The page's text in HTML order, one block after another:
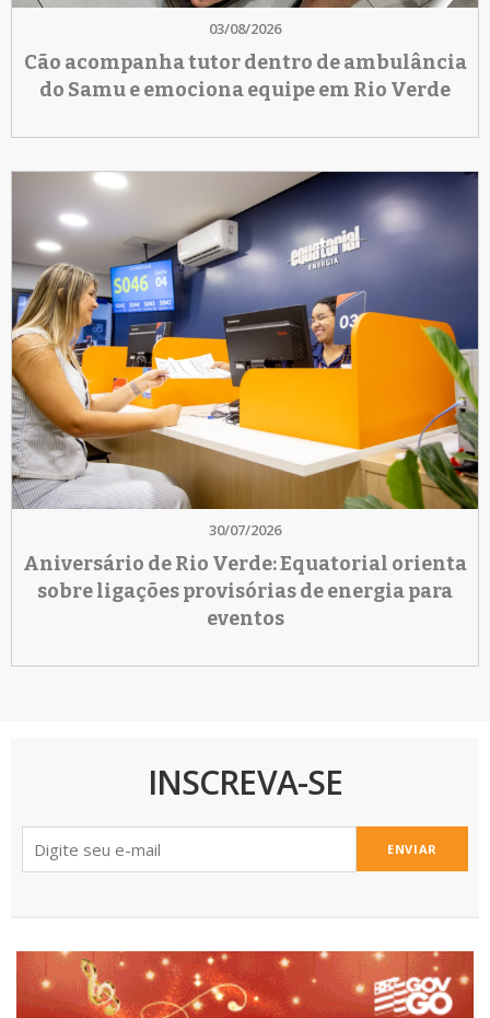
03/08/2026
Cão acompanha tutor dentro de ambulância
do Samu e emociona equipe em Rio Verde
30/07/2026
Aniversário de Rio Verde: Equatorial orienta
sobre ligações provisórias de energia para
eventos
INSCREVA-SE
ENVIAR